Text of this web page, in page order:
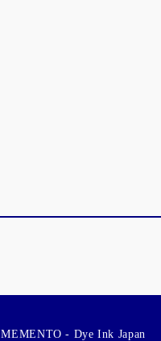
MEMENTO - Dye Ink Japan